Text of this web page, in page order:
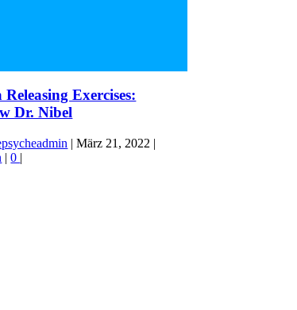
Exercises:
Dr. Nibel
|März 21, 2022 |
|0 |